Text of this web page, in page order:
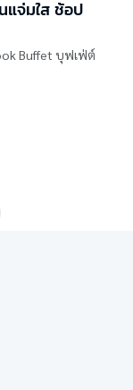
แจ่มใส ช้อป
Buffet บุฟเฟ่ต์